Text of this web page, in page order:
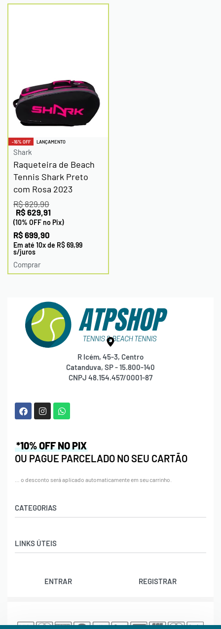
-16% OFF LANÇAMENTO
Shark
Raqueteira de Beach
Tennis Shark Preto
com Rosa 2023
R$829,90
R$ 629,91
(10% OFF no Pix)
R$ 699,90
Em até 10x de R$69,99
s/juros
Comprar
R Icém, 45-3, Centro
Catanduva, SP - 15.800-140
CNPJ 48.154.457/0001-87
CATEGORIAS
Bolas
Vestuário
LINKS ÚTEIS
Trocas e Devoluções
Termos e Condições
ENTRAR REGISTRAR
*10% OFF NO PIX
OU PAGUE PARCELADO NO SEU CARTÃO
… o desconto será aplicado automaticamente em seu carrinho.